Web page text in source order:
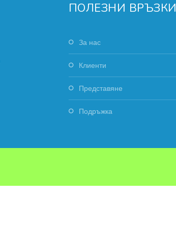
ПОЛЕЗНИ ВРЪЗКИ
За нас
Клиенти
Представяне
Подръжка